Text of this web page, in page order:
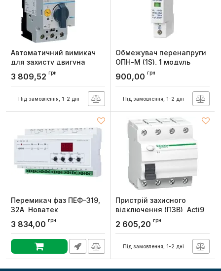
Автоматичний вимикач
для захисту двигуна
Hager Iуставки=16-20А 2
5М
3 809,52 грн
Під замовлення, 1-2 дні
Обмежувач перенапруги
ОПН-М (1S), 1 модуль
380В; In:30kA, Новатек
Артикул:
900,00 грн
Під замовлення, 1-2 дні
Перемикач фаз ПЕФ–319,
32А, Новатек
Артикул: NTPEF3190
3 834,00 грн
Пристрій захисного
відключення (ПЗВ), Acti9
ID K, 4P, 40A, тип A, 30мА,
Schneider Electric
2 605,20 грн
Під замовлення, 1-2 дні